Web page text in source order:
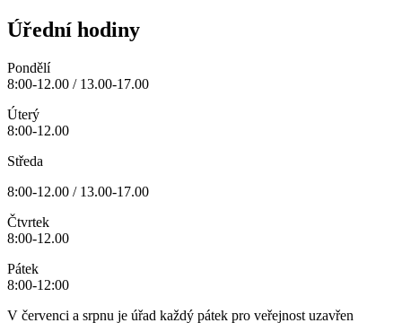
Úřední hodiny
Pondělí
8:00-12.00 / 13.00-17.00
Úterý
8:00-12.00
Středa
8:00-12.00 / 13.00-17.00
Čtvrtek
8:00-12.00
Pátek
8:00-12:00
V červenci a srpnu je úřad každý pátek pro veřejnost uzavřen